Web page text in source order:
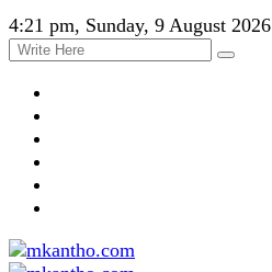
4:21 pm, Sunday, 9 August 2026